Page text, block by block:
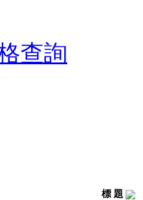
查詢
標 題